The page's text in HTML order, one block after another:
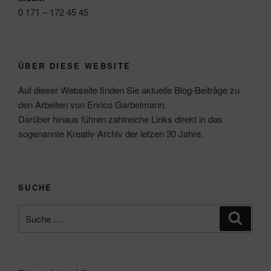
0 171 – 172 45 45
ÜBER DIESE WEBSITE
Auf dieser Webseite finden Sie aktuelle Blog-Beiträge zu
den Arbeiten von Enrico Garbelmann.
Darüber hinaus führen zahlreiche Links direkt in das
sogenannte Kreativ-Archiv der letzen 30 Jahre.
SUCHE
nach: